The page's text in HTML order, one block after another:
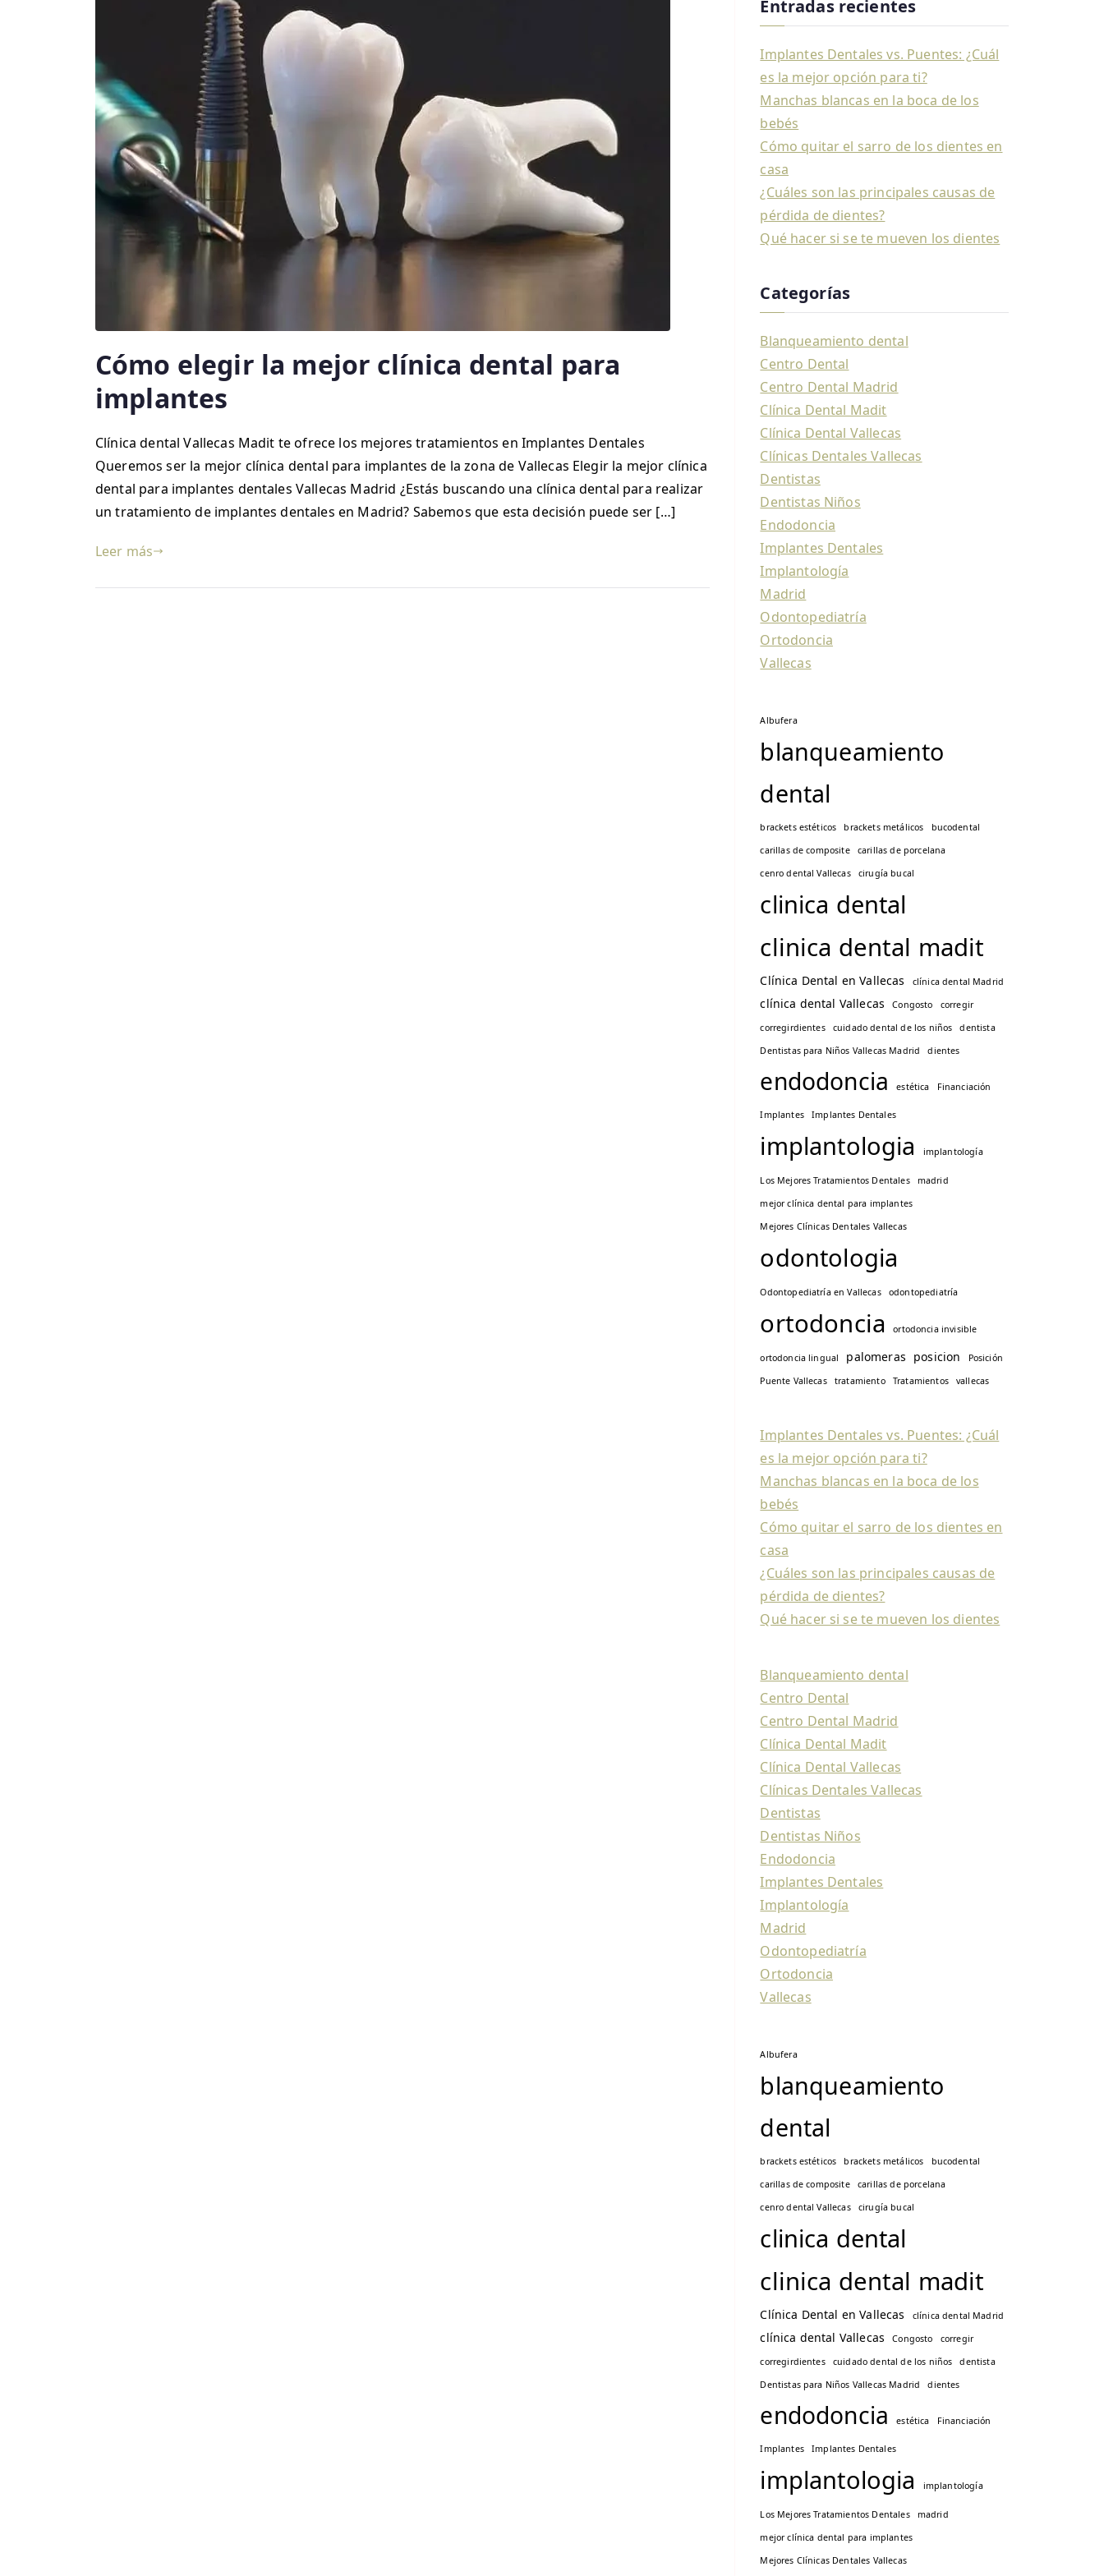
Cómo elegir la mejor clínica dental para
implantes
Clínica dental Vallecas Madit te ofrece los mejores tratamientos en Implantes Dentales
Queremos ser la mejor clínica dental para implantes de la zona de Vallecas Elegir la mejor clínica
dental para implantes dentales Vallecas Madrid ¿Estás buscando una clínica dental para realizar
un tratamiento de implantes dentales en Madrid? Sabemos que esta decisión puede ser […]
Leer más
Entradas recientes
Implantes Dentales vs. Puentes: ¿Cuál
es la mejor opción para ti?
Manchas blancas en la boca de los
bebés
Cómo quitar el sarro de los dientes en
casa
¿Cuáles son las principales causas de
pérdida de dientes?
Qué hacer si se te mueven los dientes
Categorías
Blanqueamiento dental
Centro Dental
Centro Dental Madrid
Clínica Dental Madit
Clínica Dental Vallecas
Clínicas Dentales Vallecas
Dentistas
Dentistas Niños
Endodoncia
Implantes Dentales
Implantología
Madrid
Odontopediatría
Ortodoncia
Vallecas
Albufera
blanqueamiento
dental
brackets estéticos brackets metálicos
bucodental
carillas de composite
carillas de porcelana
cenro dental Vallecas
cirugía bucal
clinica dental
clinica dental madit
Clínica Dental en Vallecas clínica dental Madrid
clínica dental Vallecas Congosto
corregir
corregirdientes
cuidado dental de los niños
dentista
Dentistas para Niños Vallecas Madrid
dientes
endodoncia estética Financiación
Implantes Implantes Dentales
implantologia implantología
Los Mejores Tratamientos Dentales
madrid
mejor clínica dental para implantes
Mejores Clínicas Dentales Vallecas
odontologia
Odontopediatría en Vallecas odontopediatría
ortodoncia ortodoncia invisible
ortodoncia lingual palomeras posicion
Posición
Puente Vallecas
tratamiento Tratamientos vallecas
Implantes Dentales vs. Puentes: ¿Cuál
es la mejor opción para ti?
Manchas blancas en la boca de los
bebés
Cómo quitar el sarro de los dientes en
casa
¿Cuáles son las principales causas de
pérdida de dientes?
Qué hacer si se te mueven los dientes
Blanqueamiento dental
Centro Dental
Centro Dental Madrid
Clínica Dental Madit
Clínica Dental Vallecas
Clínicas Dentales Vallecas
Dentistas
Dentistas Niños
Endodoncia
Implantes Dentales
Implantología
Madrid
Odontopediatría
Ortodoncia
Vallecas
Albufera
blanqueamiento
dental
brackets estéticos brackets metálicos
bucodental
carillas de composite
carillas de porcelana
cenro dental Vallecas
cirugía bucal
clinica dental
clinica dental madit
Clínica Dental en Vallecas clínica dental Madrid
clínica dental Vallecas Congosto
corregir
corregirdientes
cuidado dental de los niños
dentista
Dentistas para Niños Vallecas Madrid
dientes
endodoncia estética Financiación
Implantes Implantes Dentales
implantologia implantología
Los Mejores Tratamientos Dentales
madrid
mejor clínica dental para implantes
Mejores Clínicas Dentales Vallecas